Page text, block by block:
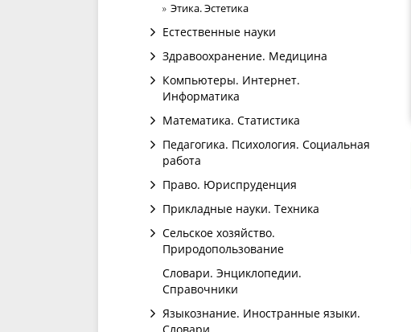
Этика. Эстетика
Естественные науки
Здравоохранение. Медицина
Компьютеры. Интернет.
Информатика
Математика. Статистика
Педагогика. Психология. Социальная
работа
Право. Юриспруденция
Прикладные науки. Техника
Сельское хозяйство.
Природопользование
Словари. Энциклопедии.
Справочники
Языкознание. Иностранные языки.